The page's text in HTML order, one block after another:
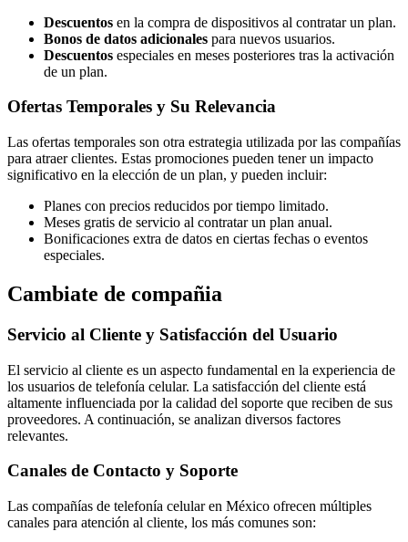
Descuentos en la compra de dispositivos al contratar un plan.
Bonos de datos adicionales para nuevos usuarios.
Descuentos especiales en meses posteriores tras la activación
de un plan.
Ofertas Temporales y Su Relevancia
Las ofertas temporales son otra estrategia utilizada por las compañías
para atraer clientes. Estas promociones pueden tener un impacto
significativo en la elección de un plan, y pueden incluir:
Planes con precios reducidos por tiempo limitado.
Meses gratis de servicio al contratar un plan anual.
Bonificaciones extra de datos en ciertas fechas o eventos
especiales.
Cambiate de compañia
Servicio al Cliente y Satisfacción del Usuario
El servicio al cliente es un aspecto fundamental en la experiencia de
los usuarios de telefonía celular. La satisfacción del cliente está
altamente influenciada por la calidad del soporte que reciben de sus
proveedores. A continuación, se analizan diversos factores
relevantes.
Canales de Contacto y Soporte
Las compañías de telefonía celular en México ofrecen múltiples
canales para atención al cliente, los más comunes son: